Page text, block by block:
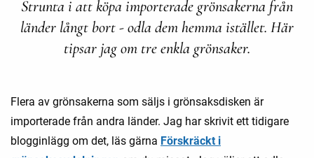
Strunta i att köpa importerade grönsakerna från
länder långt bort - odla dem hemma istället. Här
tipsar jag om tre enkla grönsaker.
Flera av grönsakerna som säljs i grönsaksdisken är
importerade från andra länder. Jag har skrivit ett tidigare
blogginlägg om det, läs gärna Förskräckt i